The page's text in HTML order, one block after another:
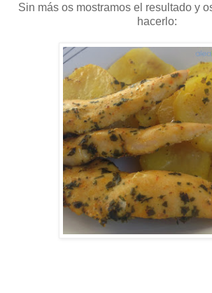
Sin más os mostramos el resultado y
hacerlo: